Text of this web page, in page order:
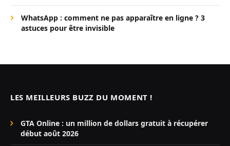
WhatsApp : comment ne pas apparaître en ligne ? 3
astuces pour être invisible
LES MEILLEURS BUZZ DU MOMENT !
GTA Online : un million de dollars gratuit à récupérer
début août 2026